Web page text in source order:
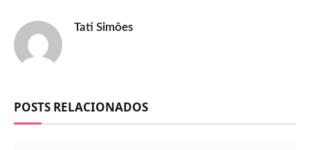
Tati Simões
POSTS RELACIONADOS